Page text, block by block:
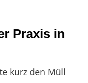
Praxis in
kurz den Müll